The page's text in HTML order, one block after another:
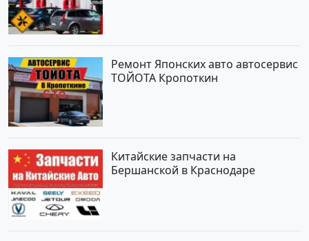
Ремонт Японских авто автосервис
ТОЙОТА Кропоткин
Китайские запчасти на
Бершанской в Краснодаре